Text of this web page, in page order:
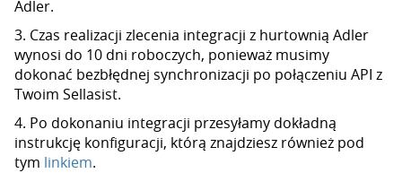
Adler.
3. Czas realizacji zlecenia integracji z hurtownią Adler
wynosi do 10 dni roboczych, ponieważ musimy
dokonać bezbłędnej synchronizacji po połączeniu API z
Twoim Sellasist.
4. Po dokonaniu integracji przesyłamy dokładną
instrukcję konfiguracji, którą znajdziesz również pod
tym linkiem.